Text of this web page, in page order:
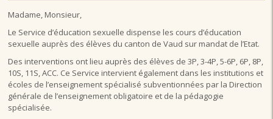
Madame, Monsieur,
Le Service d’éducation sexuelle dispense les cours d’éducation
sexuelle auprès des élèves du canton de Vaud sur mandat de l’Etat.
Des interventions ont lieu auprès des élèves de 3P, 3-4P, 5-6P, 6P, 8P,
10S, 11S, ACC. Ce Service intervient également dans les institutions et
écoles de l’enseignement spécialisé subventionnées par la Direction
générale de l’enseignement obligatoire et de la pédagogie
spécialisée.